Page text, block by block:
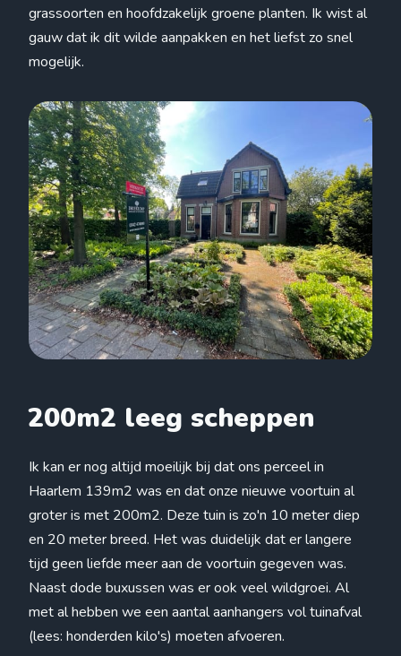
grassoorten en hoofdzakelijk groene planten. Ik wist al
gauw dat ik dit wilde aanpakken en het liefst zo snel
mogelijk.
200m2 leeg scheppen
Ik kan er nog altijd moeilijk bij dat ons perceel in
Haarlem 139m2 was en dat onze nieuwe voortuin al
groter is met 200m2. Deze tuin is zo'n 10 meter diep
en 20 meter breed. Het was duidelijk dat er langere
tijd geen liefde meer aan de voortuin gegeven was.
Naast dode buxussen was er ook veel wildgroei. Al
met al hebben we een aantal aanhangers vol tuinafval
(lees: honderden kilo's) moeten afvoeren.